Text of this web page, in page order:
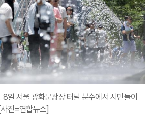
일 서울 광화문광장 터널 분수에서 시민들이
진=연합뉴스]